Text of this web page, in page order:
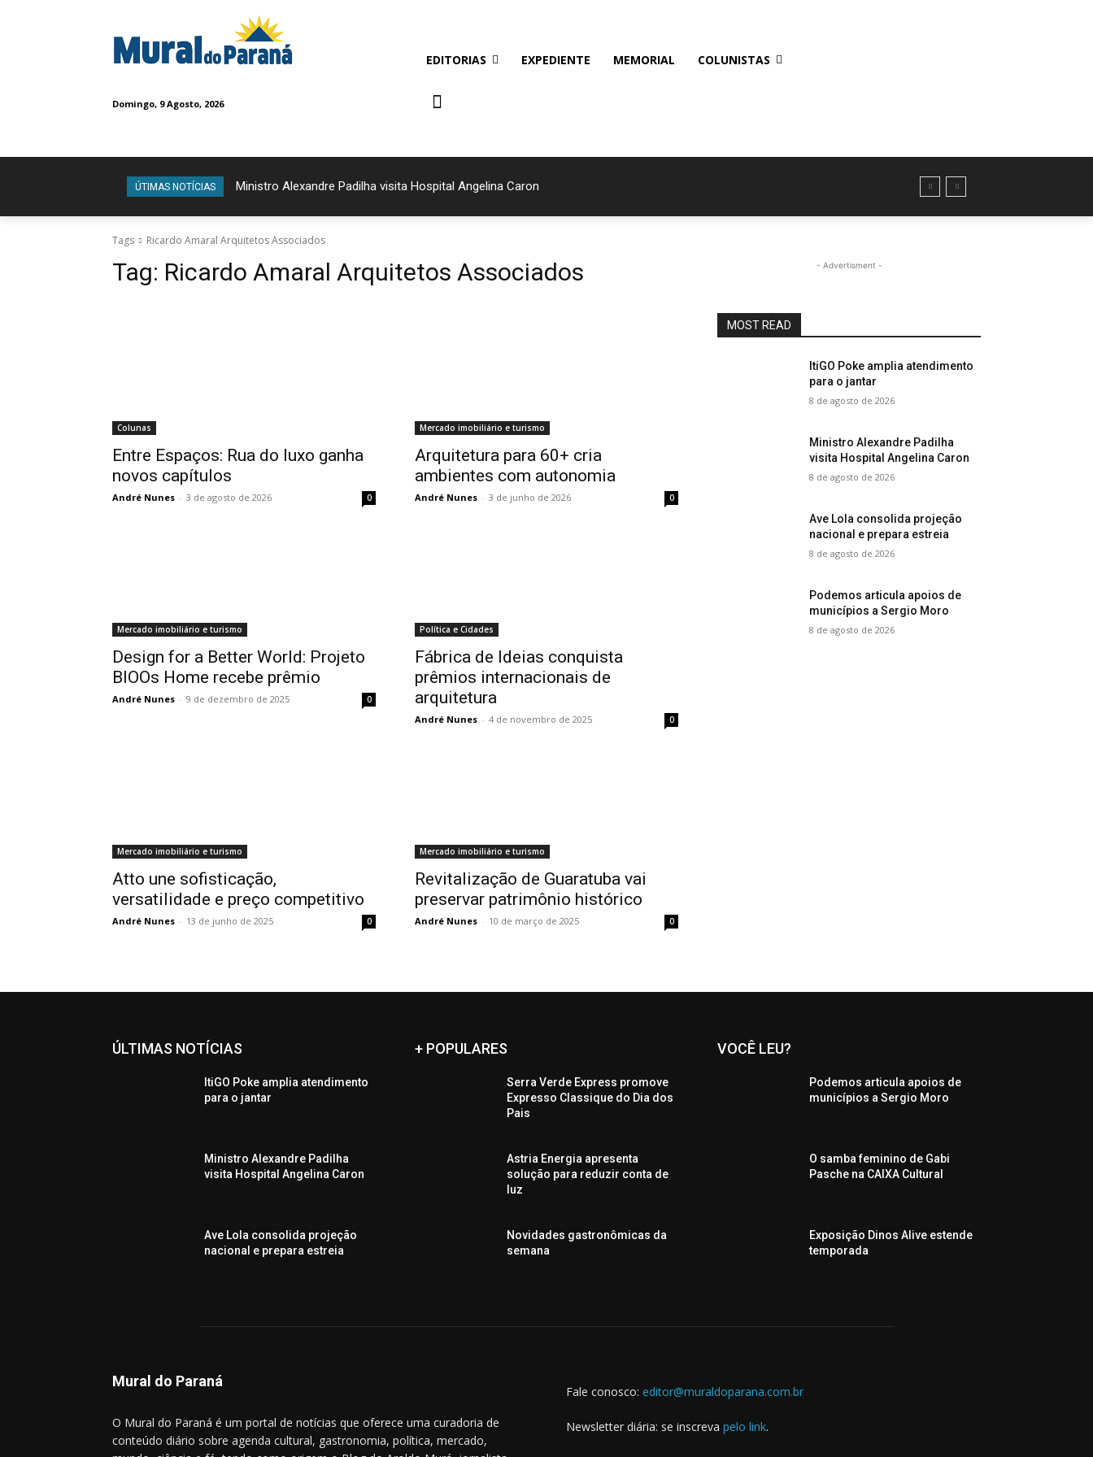
Domingo, 9 Agosto, 2026
EDITORIAS EXPEDIENTE MEMORIAL COLUNISTAS
ÚTIMAS NOTÍCIAS Ministro Alexandre Padilha visita Hospital Angelina Caron
Tags Ricardo Amaral Arquitetos Associados
Tag: Ricardo Amaral Arquitetos Associados
Colunas
Entre Espaços: Rua do luxo ganha
novos capítulos
André Nunes - 3 de agosto de 2026 0
Mercado imobiliário e turismo
Arquitetura para 60+ cria
ambientes com autonomia
André Nunes - 3 de junho de 2026 0
Mercado imobiliário e turismo
Design for a Better World: Projeto
BIOOs Home recebe prêmio
André Nunes - 9 de dezembro de 2025 0
Política e Cidades
Fábrica de Ideias conquista
prêmios internacionais de
arquitetura
André Nunes - 4 de novembro de 2025 0
Mercado imobiliário e turismo
Atto une sofisticação,
versatilidade e preço competitivo
André Nunes - 13 de junho de 2025 0
Mercado imobiliário e turismo
Revitalização de Guaratuba vai
preservar patrimônio histórico
André Nunes - 10 de março de 2025 0
- Advertisment -
MOST READ
ItiGO Poke amplia atendimento
para o jantar
8 de agosto de 2026
Ministro Alexandre Padilha
visita Hospital Angelina Caron
8 de agosto de 2026
Ave Lola consolida projeção
nacional e prepara estreia
8 de agosto de 2026
Podemos articula apoios de
municípios a Sergio Moro
8 de agosto de 2026
ÚLTIMAS NOTÍCIAS
ItiGO Poke amplia atendimento
para o jantar
Ministro Alexandre Padilha
visita Hospital Angelina Caron
Ave Lola consolida projeção
nacional e prepara estreia
+ POPULARES
Serra Verde Express promove
Expresso Classique do Dia dos
Pais
Astria Energia apresenta
solução para reduzir conta de
luz
Novidades gastronômicas da
semana
VOCÊ LEU?
Podemos articula apoios de
municípios a Sergio Moro
O samba feminino de Gabi
Pasche na CAIXA Cultural
Exposição Dinos Alive estende
temporada
Mural do Paraná
O Mural do Paraná é um portal de notícias que oferece uma curadoria de
conteúdo diário sobre agenda cultural, gastronomia, política, mercado,
Fale conosco: editor@muraldoparana.com.br
Newsletter diária: se inscreva pelo link.